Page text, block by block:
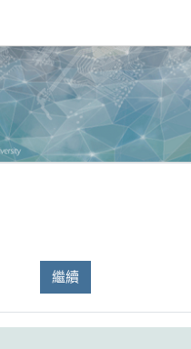
繼續